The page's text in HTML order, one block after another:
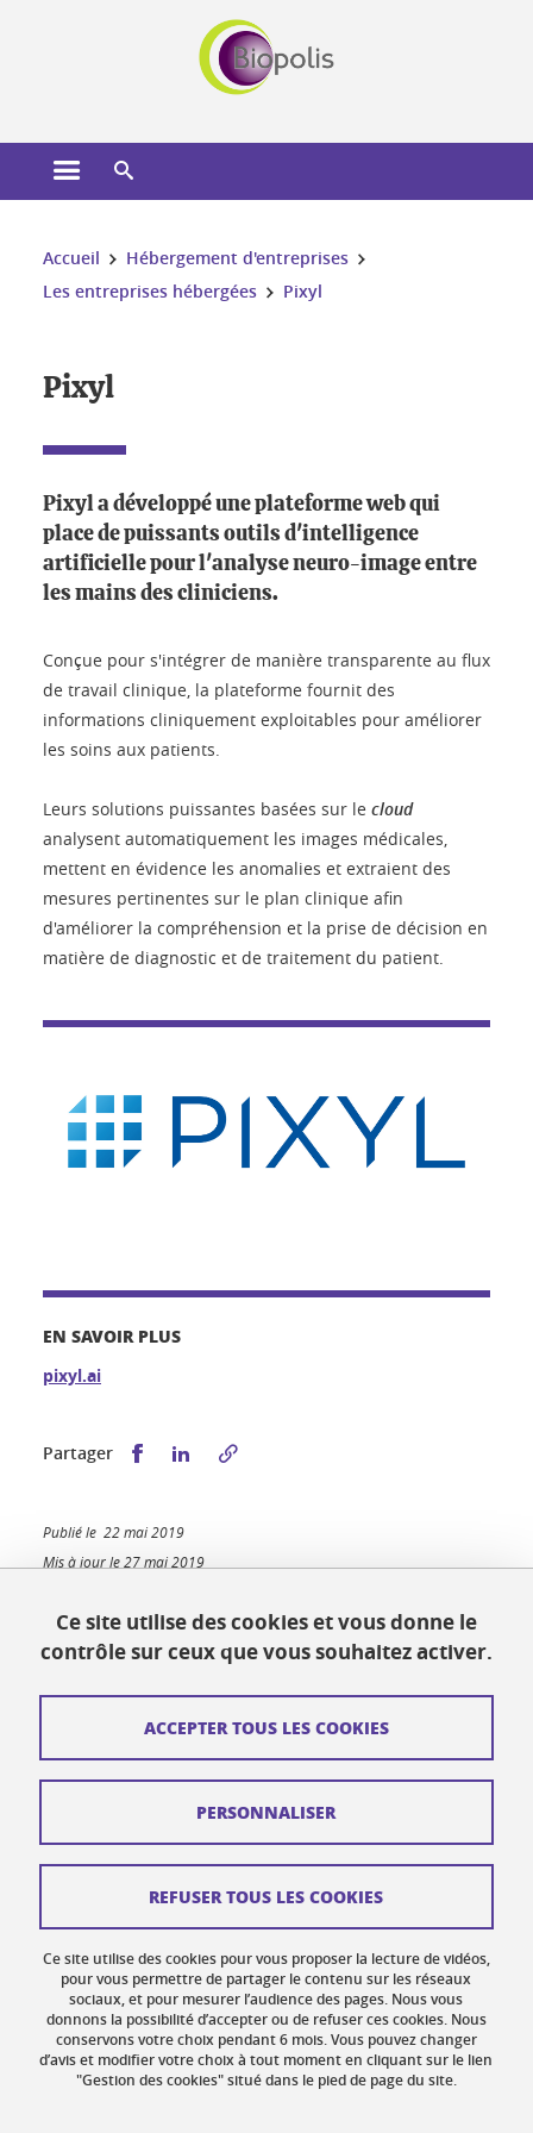
Ouvrir le menu principal
Vous êtes ici :
Accueil
Hébergement d'entreprises
Les entreprises hébergées
Pixyl
Pixyl
Pixyl a développé une plateforme web qui
place de puissants outils d'intelligence
artificielle pour l'analyse neuro-image entre
les mains des cliniciens.
Conçue pour s'intégrer de manière transparente au flux
de travail clinique, la plateforme fournit des
informations cliniquement exploitables pour améliorer
les soins aux patients.
Leurs solutions puissantes basées sur le cloud
analysent automatiquement les images médicales,
mettent en évidence les anomalies et extraient des
mesures pertinentes sur le plan clinique afin
d'améliorer la compréhension et la prise de décision en
matière de diagnostic et de traitement du patient.
EN SAVOIR PLUS
pixyl.ai
Partager Partager sur Facebook
Partager sur LinkedIn
Publié le 22 mai 2019
Mis à jour le 27 mai 2019
38700 La Tronche
biopolis-accueil@univ-grenoble-alpes.fr
Crédits
Mentions légales
Données personnelles
Gestion des cookies
Ce site utilise des cookies et vous donne le
contrôle sur ceux que vous souhaitez activer.
Ce site utilise des cookies pour vous proposer la lecture de vidéos,
pour vous permettre de partager le contenu sur les réseaux
sociaux, et pour mesurer l’audience des pages. Nous vous
donnons la possibilité d’accepter ou de refuser ces cookies. Nous
conservons votre choix pendant 6 mois. Vous pouvez changer
d’avis et modifier votre choix à tout moment en cliquant sur le lien
"Gestion des cookies" situé dans le pied de page du site.
ACCEPTER TOUS LES COOKIES
REFUSER TOUS LES COOKIES
PERSONNALISER